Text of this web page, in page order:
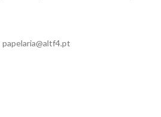
papelaria@altf4.pt